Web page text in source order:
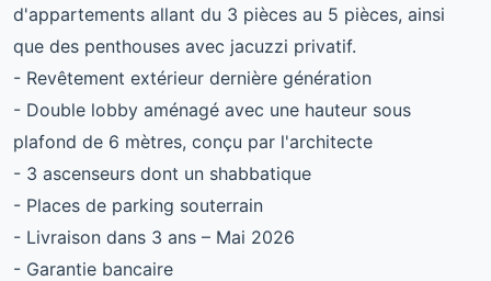
d'appartements allant du 3 pièces au 5 pièces, ainsi
que des penthouses avec jacuzzi privatif.
- Revêtement extérieur dernière génération
- Double lobby aménagé avec une hauteur sous
plafond de 6 mètres, conçu par l'architecte
- 3 ascenseurs dont un shabbatique
- Places de parking souterrain
- Livraison dans 3 ans – Mai 2026
- Garantie bancaire